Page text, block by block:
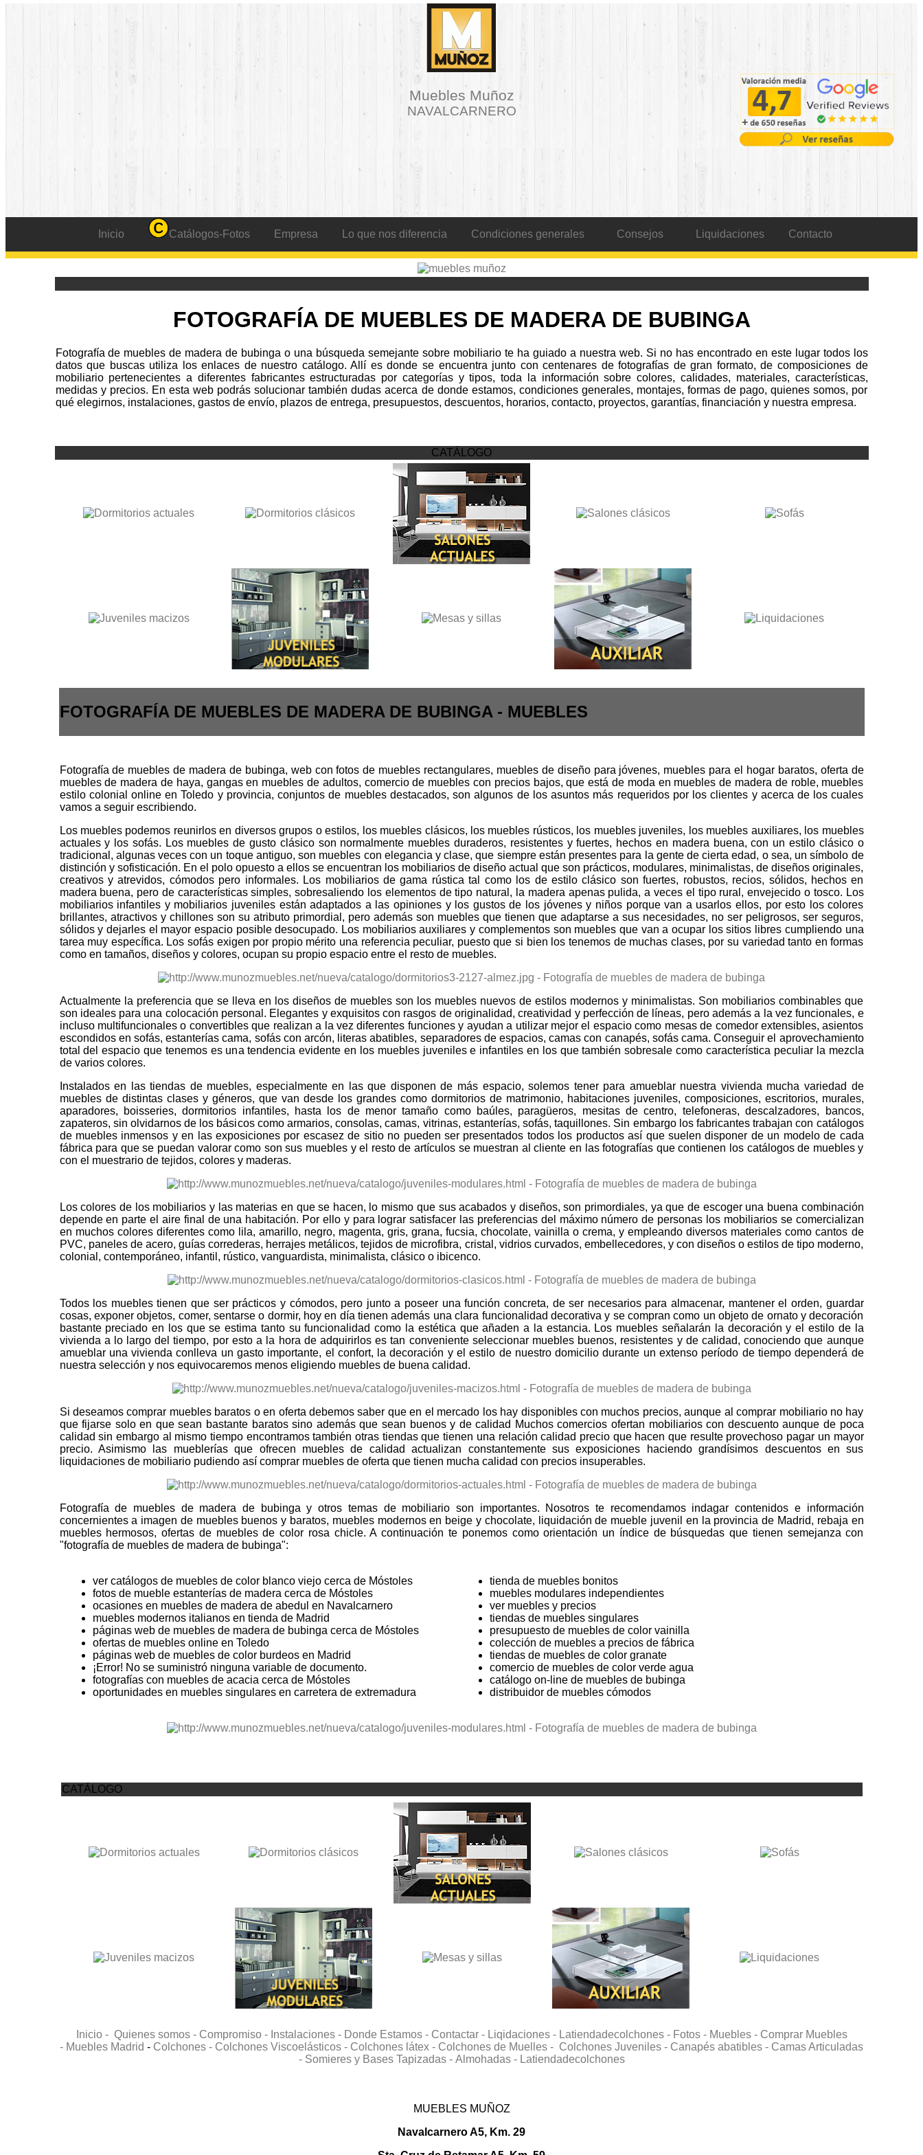
Muebles Muñoz
NAVALCARNERO
Inicio Catálogos-Fotos Empresa Lo que nos diferencia Condiciones generales Consejos Liquidaciones Contacto
FOTOGRAFÍA DE MUEBLES DE MADERA DE BUBINGA
Fotografía de muebles de madera de bubinga o una búsqueda semejante sobre mobiliario te ha guiado a nuestra web. Si no has encontrado en este lugar todos los
datos que buscas utiliza los enlaces de nuestro catálogo. Allí es donde se encuentra junto con centenares de fotografías de gran formato, de composiciones de
mobiliario pertenecientes a diferentes fabricantes estructuradas por categorías y tipos, toda la información sobre colores, calidades, materiales, características,
medidas y precios. En esta web podrás solucionar también dudas acerca de donde estamos, condiciones generales, montajes, formas de pago, quienes somos, por
qué elegirnos, instalaciones, gastos de envío, plazos de entrega, presupuestos, descuentos, horarios, contacto, proyectos, garantías, financiación y nuestra empresa.
CATÁLOGO
FOTOGRAFÍA DE MUEBLES DE MADERA DE BUBINGA - MUEBLES
Fotografía de muebles de madera de bubinga, web con fotos de muebles rectangulares, muebles de diseño para jóvenes, muebles para el hogar baratos, oferta de
muebles de madera de haya, gangas en muebles de adultos, comercio de muebles con precios bajos, que está de moda en muebles de madera de roble, muebles
estilo colonial online en Toledo y provincia, conjuntos de muebles destacados, son algunos de los asuntos más requeridos por los clientes y acerca de los cuales
vamos a seguir escribiendo.
Los muebles podemos reunirlos en diversos grupos o estilos, los muebles clásicos, los muebles rústicos, los muebles juveniles, los muebles auxiliares, los muebles
actuales y los sofás. Los muebles de gusto clásico son normalmente muebles duraderos, resistentes y fuertes, hechos en madera buena, con un estilo clásico o
tradicional, algunas veces con un toque antiguo, son muebles con elegancia y clase, que siempre están presentes para la gente de cierta edad, o sea, un símbolo de
distinción y sofisticación. En el polo opuesto a ellos se encuentran los mobiliarios de diseño actual que son prácticos, modulares, minimalistas, de diseños originales,
creativos y atrevidos, cómodos pero informales. Los mobiliarios de gama rústica tal como los de estilo clásico son fuertes, robustos, recios, sólidos, hechos en
madera buena, pero de características simples, sobresaliendo los elementos de tipo natural, la madera apenas pulida, a veces el tipo rural, envejecido o tosco. Los
mobiliarios infantiles y mobiliarios juveniles están adaptados a las opiniones y los gustos de los jóvenes y niños porque van a usarlos ellos, por esto los colores
brillantes, atractivos y chillones son su atributo primordial, pero además son muebles que tienen que adaptarse a sus necesidades, no ser peligrosos, ser seguros,
sólidos y dejarles el mayor espacio posible desocupado. Los mobiliarios auxiliares y complementos son muebles que van a ocupar los sitios libres cumpliendo una
tarea muy específica. Los sofás exigen por propio mérito una referencia peculiar, puesto que si bien los tenemos de muchas clases, por su variedad tanto en formas
como en tamaños, diseños y colores, ocupan su propio espacio entre el resto de muebles.
Actualmente la preferencia que se lleva en los diseños de muebles son los muebles nuevos de estilos modernos y minimalistas. Son mobiliarios combinables que
son ideales para una colocación personal. Elegantes y exquisitos con rasgos de originalidad, creatividad y perfección de líneas, pero además a la vez funcionales, e
incluso multifuncionales o convertibles que realizan a la vez diferentes funciones y ayudan a utilizar mejor el espacio como mesas de comedor extensibles, asientos
escondidos en sofás, estanterías cama, sofás con arcón, literas abatibles, separadores de espacios, camas con canapés, sofás cama. Conseguir el aprovechamiento
total del espacio que tenemos es una tendencia evidente en los muebles juveniles e infantiles en los que también sobresale como característica peculiar la mezcla
de varios colores.
Instalados en las tiendas de muebles, especialmente en las que disponen de más espacio, solemos tener para amueblar nuestra vivienda mucha variedad de
muebles de distintas clases y géneros, que van desde los grandes como dormitorios de matrimonio, habitaciones juveniles, composiciones, escritorios, murales,
aparadores, boisseries, dormitorios infantiles, hasta los de menor tamaño como baúles, paragüeros, mesitas de centro, telefoneras, descalzadores, bancos,
zapateros, sin olvidarnos de los básicos como armarios, consolas, camas, vitrinas, estanterías, sofás, taquillones. Sin embargo los fabricantes trabajan con catálogos
de muebles inmensos y en las exposiciones por escasez de sitio no pueden ser presentados todos los productos así que suelen disponer de un modelo de cada
fábrica para que se puedan valorar como son sus muebles y el resto de artículos se muestran al cliente en las fotografías que contienen los catálogos de muebles y
con el muestrario de tejidos, colores y maderas.
Los colores de los mobiliarios y las materias en que se hacen, lo mismo que sus acabados y diseños, son primordiales, ya que de escoger una buena combinación
depende en parte el aire final de una habitación. Por ello y para lograr satisfacer las preferencias del máximo número de personas los mobiliarios se comercializan
en muchos colores diferentes como lila, amarillo, negro, magenta, gris, grana, fucsia, chocolate, vainilla o crema, y empleando diversos materiales como cantos de
PVC, paneles de acero, guías correderas, herrajes metálicos, tejidos de microfibra, cristal, vidrios curvados, embellecedores, y con diseños o estilos de tipo moderno,
colonial, contemporáneo, infantil, rústico, vanguardista, minimalista, clásico o ibicenco.
Todos los muebles tienen que ser prácticos y cómodos, pero junto a poseer una función concreta, de ser necesarios para almacenar, mantener el orden, guardar
cosas, exponer objetos, comer, sentarse o dormir, hoy en día tienen además una clara funcionalidad decorativa y se compran como un objeto de ornato y decoración
bastante preciado en los que se estima tanto su funcionalidad como la estética que añaden a la estancia. Los muebles señalarán la decoración y el estilo de la
vivienda a lo largo del tiempo, por esto a la hora de adquirirlos es tan conveniente seleccionar muebles buenos, resistentes y de calidad, conociendo que aunque
amueblar una vivienda conlleva un gasto importante, el confort, la decoración y el estilo de nuestro domicilio durante un extenso período de tiempo dependerá de
nuestra selección y nos equivocaremos menos eligiendo muebles de buena calidad.
Si deseamos comprar muebles baratos o en oferta debemos saber que en el mercado los hay disponibles con muchos precios, aunque al comprar mobiliario no hay
que fijarse solo en que sean bastante baratos sino además que sean buenos y de calidad Muchos comercios ofertan mobiliarios con descuento aunque de poca
calidad sin embargo al mismo tiempo encontramos también otras tiendas que tienen una relación calidad precio que hacen que resulte provechoso pagar un mayor
precio. Asimismo las mueblerías que ofrecen muebles de calidad actualizan constantemente sus exposiciones haciendo grandísimos descuentos en sus
liquidaciones de mobiliario pudiendo así comprar muebles de oferta que tienen mucha calidad con precios insuperables.
Fotografía de muebles de madera de bubinga y otros temas de mobiliario son importantes. Nosotros te recomendamos indagar contenidos e información
concernientes a imagen de muebles buenos y baratos, muebles modernos en beige y chocolate, liquidación de mueble juvenil en la provincia de Madrid, rebaja en
muebles hermosos, ofertas de muebles de color rosa chicle. A continuación te ponemos como orientación un índice de búsquedas que tienen semejanza con
"fotografía de muebles de madera de bubinga":
ver catálogos de muebles de color blanco viejo cerca de Móstoles
fotos de mueble estanterías de madera cerca de Móstoles
ocasiones en muebles de madera de abedul en Navalcarnero
muebles modernos italianos en tienda de Madrid
páginas web de muebles de madera de bubinga cerca de Móstoles
ofertas de muebles online en Toledo
páginas web de muebles de color burdeos en Madrid
¡Error! No se suministró ninguna variable de documento.
fotografías con muebles de acacia cerca de Móstoles
oportunidades en muebles singulares en carretera de extremadura
tienda de muebles bonitos
muebles modulares independientes
ver muebles y precios
tiendas de muebles singulares
presupuesto de muebles de color vainilla
colección de muebles a precios de fábrica
tiendas de muebles de color granate
comercio de muebles de color verde agua
catálogo on-line de muebles de bubinga
distribuidor de muebles cómodos
CATÁLOGO
Inicio - Quienes somos - Compromiso - Instalaciones - Donde Estamos - Contactar - Liqidaciones - Latiendadecolchones - Fotos - Muebles - Comprar Muebles
- Muebles Madrid - Colchones - Colchones Viscoelásticos - Colchones látex - Colchones de Muelles - Colchones Juveniles - Canapés abatibles - Camas Articuladas
- Somieres y Bases Tapizadas - Almohadas - Latiendadecolchones
MUEBLES MUÑOZ
Navalcarnero A5, Km. 29